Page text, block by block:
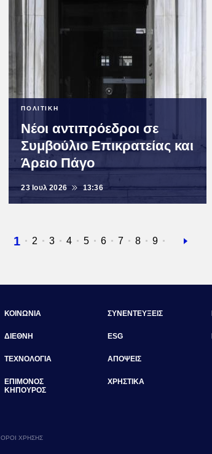
ΠΟΛΙΤΙΚΗ
Νέοι αντιπρόεδροι σε
Συμβούλιο Επικρατείας και
Άρειο Πάγο
23 Ιουλ 2026 13:36
Τρέχουσα
1 Σελίδα
2 Σελίδα
3 Σελίδα
4 Σελίδα
5 Σελίδα
6 Σελίδα
7 Σελίδα
8 Σελίδα
9
Next
ΚΟΙΝΩΝΙΑ
ΔΙΕΘΝΗ
ΤΕΧΝΟΛΟΓΙΑ
ΕΠΙΜΟΝΟΣ
ΚΗΠΟΥΡΟΣ
ΣΥΝΕΝΤΕΥΞΕΙΣ
ESG
ΑΠΟΨΕΙΣ
ΧΡΗΣΤΙΚΑ
ΟΡΟΙ ΧΡΗΣΗΣ